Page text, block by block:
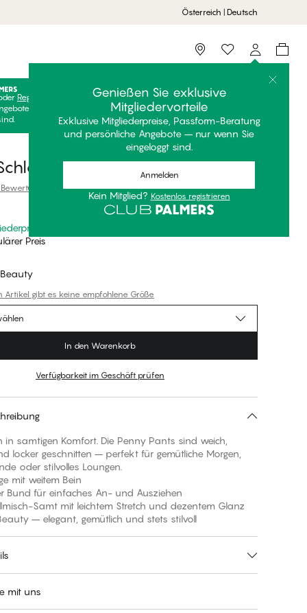
Österreich | Deutsch
Storefinder
Genießen Sie exklusive
Mitgliedervorteile
Exklusive Mitgliederpreise, Passform-Beratung
und persönliche Angebote – nur wenn Sie
eingeloggt sind.
Anmelden
Kein Mitglied? Kostenlos registrieren
Registrieren
Kostenlos anmelden, um Ihre exklusiven
freizuschalten! Clubpreise sind nur gültig, wenn Sie
Hose
Preis
Artikel gibt es keine empfohlene Größe
In den Warenkorb
Verfügbarkeit im Geschäft prüfen
in samtigen Komfort. Die Penny Pants sind weich,
locker geschnitten – perfekt für gemütliche Morgen,
oder stilvolles Loungen.
mit weitem Bein
Bund für einfaches An- und Ausziehen
Samt mit leichtem Stretch und dezentem Glanz
– elegant, gemütlich und stets stilvoll
mit uns